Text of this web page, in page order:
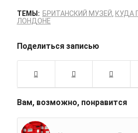
ТЕМЫ: БРИТАНСКИЙ МУЗЕЙ КУДА
ЛОНДОНЕ
Поделиться записью
Вам, возможно, понравится